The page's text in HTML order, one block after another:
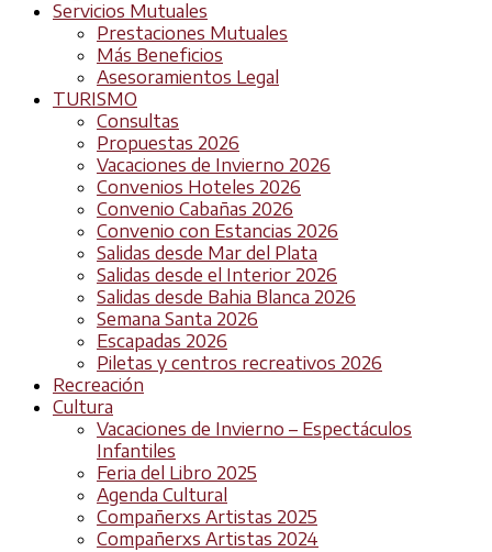
Servicios Mutuales
Prestaciones Mutuales
Más Beneficios
Asesoramientos Legal
TURISMO
Consultas
Propuestas 2026
Vacaciones de Invierno 2026
Convenios Hoteles 2026
Convenio Cabañas 2026
Convenio con Estancias 2026
Salidas desde Mar del Plata
Salidas desde el Interior 2026
Salidas desde Bahia Blanca 2026
Semana Santa 2026
Escapadas 2026
Piletas y centros recreativos 2026
Recreación
Cultura
Vacaciones de Invierno – Espectáculos
Infantiles
Feria del Libro 2025
Agenda Cultural
Compañerxs Artistas 2025
Compañerxs Artistas 2024